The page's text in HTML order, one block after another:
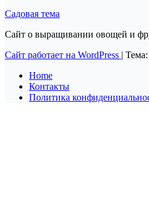
Садовая тема
Сайт о выращивании овощей и
Сайт работает на WordPress |
Home
Контакты
Политика